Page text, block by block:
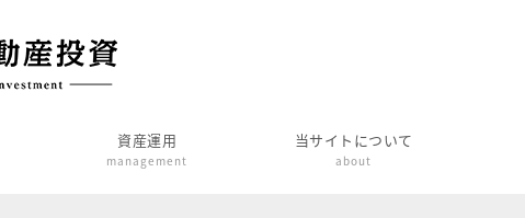
資産運用
management
当サイトについて
about